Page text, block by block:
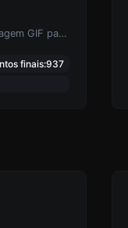
Converta facilmente arquivos de imagem GIF para WEBP.
finais:937